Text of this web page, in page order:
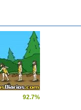
92.7%